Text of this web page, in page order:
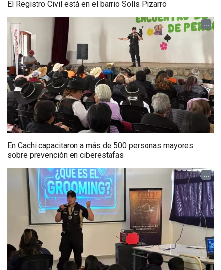
El Registro Civil está en el barrio Solís Pizarro
...
En Cachi capacitaron a más de 500 personas mayores
sobre prevención en ciberestafas
...